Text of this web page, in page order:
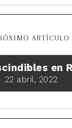
ARTÍCULO
en
22 abril, 2022